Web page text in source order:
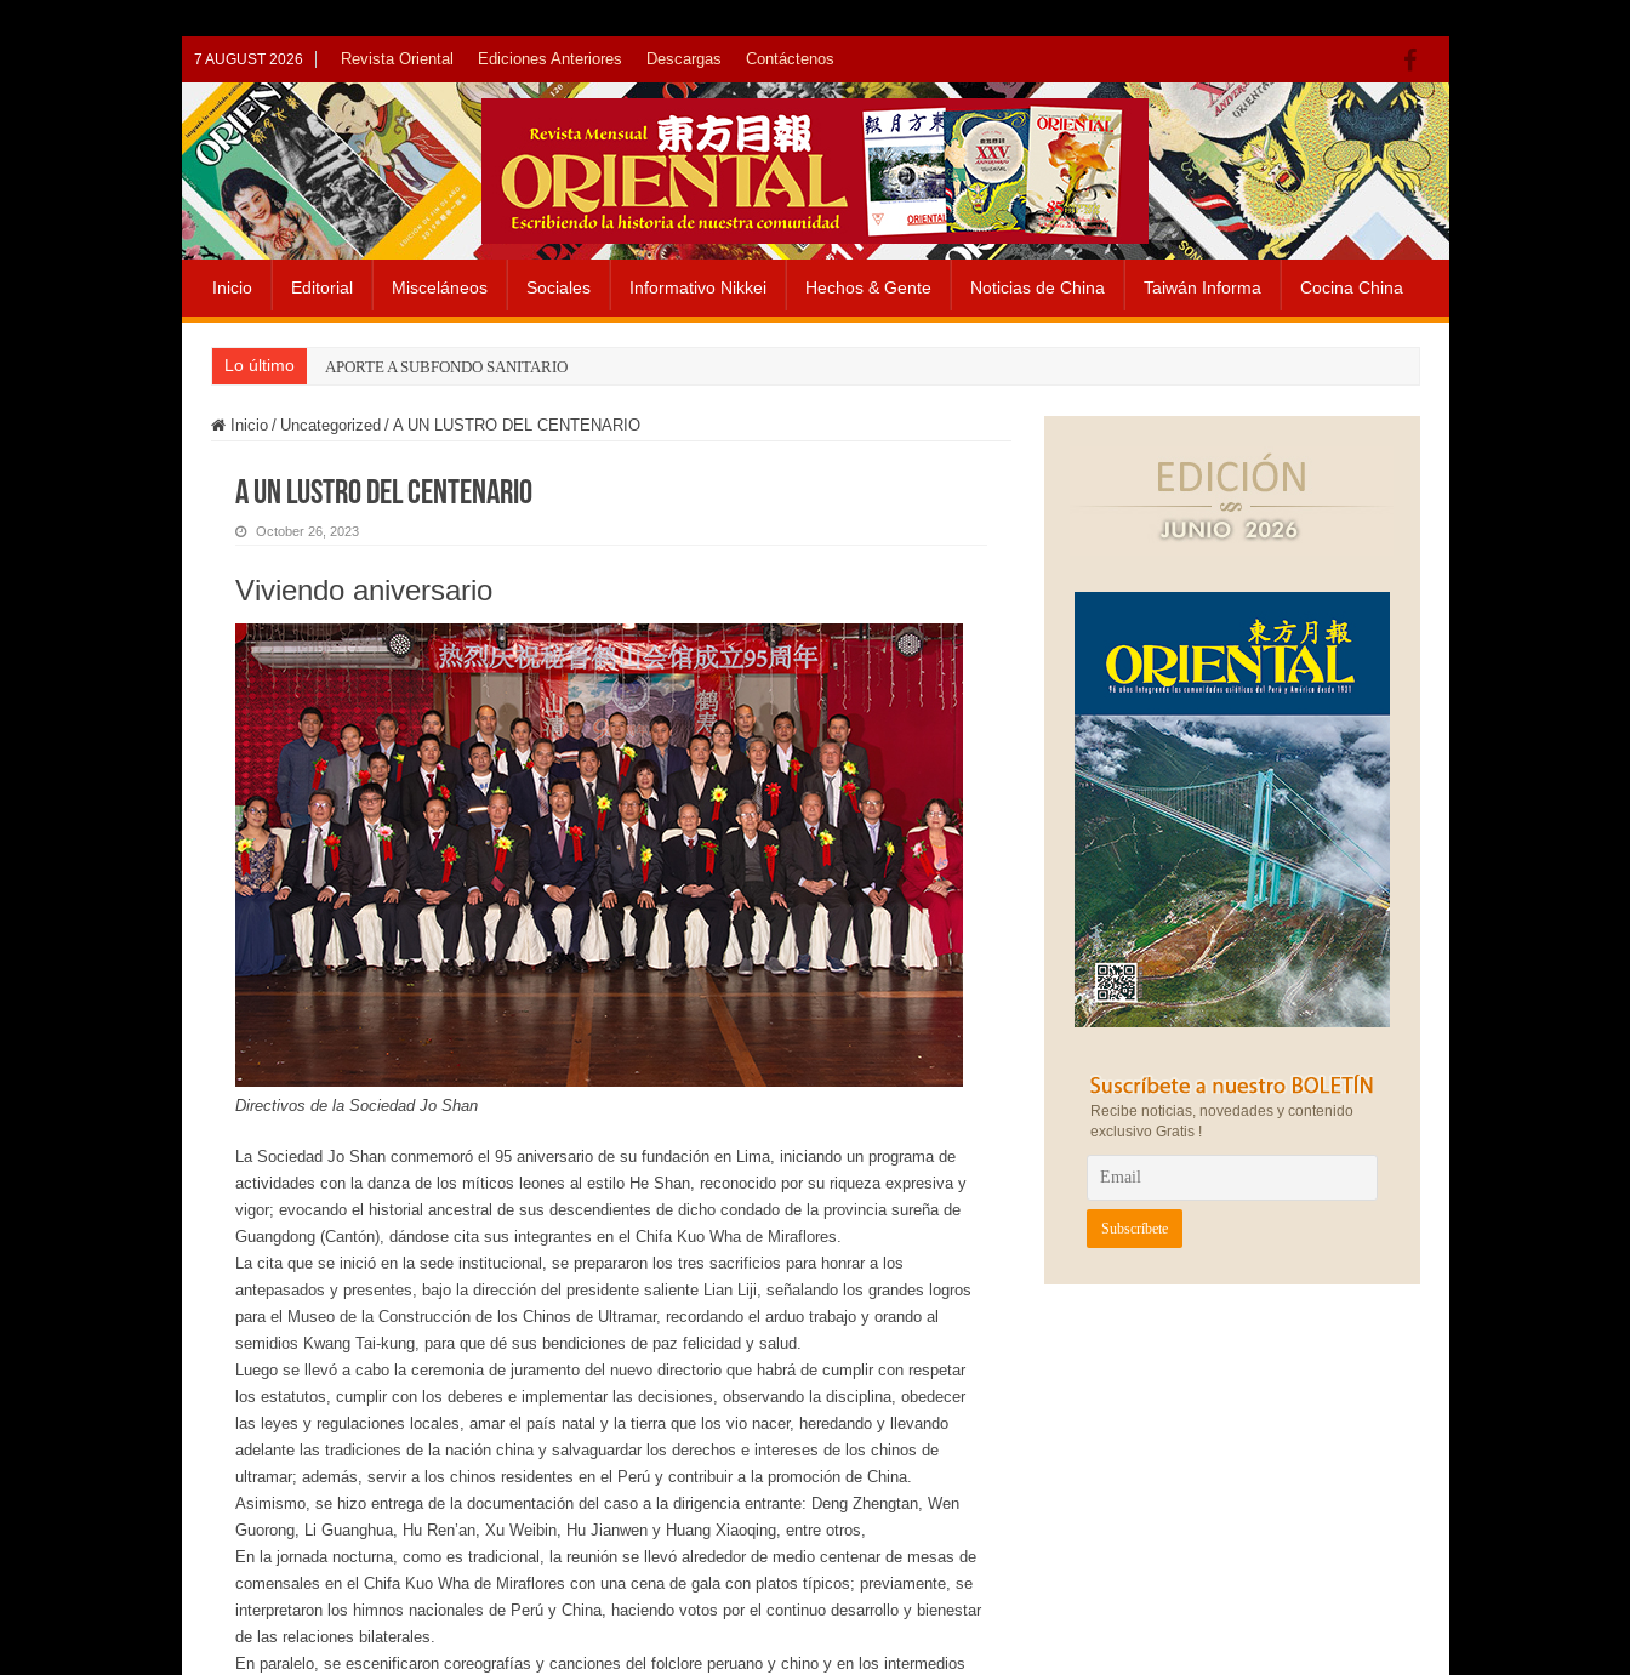
7 AUGUST 2026 Revista Oriental Ediciones Anteriores Descargas Contáctenos
Inicio Editorial Misceláneos Sociales Informativo Nikkei Hechos & Gente Noticias de China Taiwán Informa Cocina China
Lo último APORTE A SUBFONDO SANITARIO
Inicio / Uncategorized / A UN LUSTRO DEL CENTENARIO
A UN LUSTRO DEL CENTENARIO
October 26, 2023
Viviendo aniversario
Directivos de la Sociedad Jo Shan
La Sociedad Jo Shan conmemoró el 95 aniversario de su fundación en Lima, iniciando un programa de
actividades con la danza de los míticos leones al estilo He Shan, reconocido por su riqueza expresiva y
vigor; evocando el historial ancestral de sus descendientes de dicho condado de la provincia sureña de
Guangdong (Cantón), dándose cita sus integrantes en el Chifa Kuo Wha de Miraflores.
La cita que se inició en la sede institucional, se prepararon los tres sacrificios para honrar a los
antepasados y presentes, bajo la dirección del presidente saliente Lian Liji, señalando los grandes logros
para el Museo de la Construcción de los Chinos de Ultramar, recordando el arduo trabajo y orando al
semidios Kwang Tai-kung, para que dé sus bendiciones de paz felicidad y salud.
Luego se llevó a cabo la ceremonia de juramento del nuevo directorio que habrá de cumplir con respetar
los estatutos, cumplir con los deberes e implementar las decisiones, observando la disciplina, obedecer
las leyes y regulaciones locales, amar el país natal y la tierra que los vio nacer, heredando y llevando
adelante las tradiciones de la nación china y salvaguardar los derechos e intereses de los chinos de
ultramar; además, servir a los chinos residentes en el Perú y contribuir a la promoción de China.
Asimismo, se hizo entrega de la documentación del caso a la dirigencia entrante: Deng Zhengtan, Wen
Guorong, Li Guanghua, Hu Ren’an, Xu Weibin, Hu Jianwen y Huang Xiaoqing, entre otros,
En la jornada nocturna, como es tradicional, la reunión se llevó alrededor de medio centenar de mesas de
comensales en el Chifa Kuo Wha de Miraflores con una cena de gala con platos típicos; previamente, se
interpretaron los himnos nacionales de Perú y China, haciendo votos por el continuo desarrollo y bienestar
de las relaciones bilaterales.
En paralelo, se escenificaron coreografías y canciones del folclore peruano y chino y en los intermedios
Recibe noticias, novedades y contenido
exclusivo Gratis !